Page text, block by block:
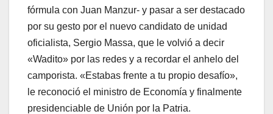
fórmula con Juan Manzur- y pasar a ser destacado
por su gesto por el nuevo candidato de unidad
oficialista, Sergio Massa, que le volvió a decir
«Wadito» por las redes y a recordar el anhelo del
camporista. «Estabas frente a tu propio desafío»,
le reconoció el ministro de Economía y finalmente
presidenciable de Unión por la Patria.